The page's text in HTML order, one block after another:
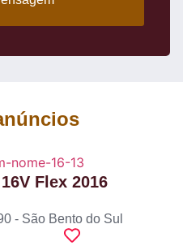
Flex 2016
- São Bento do Sul